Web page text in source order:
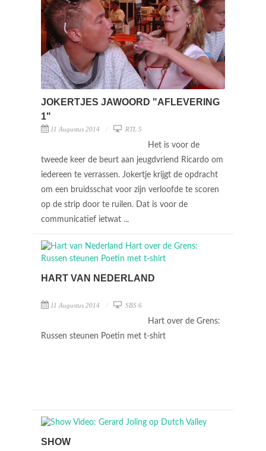
JOKERTJES JAWOORD "AFLEVERING
1"
11 Augustus 2014 RTL 5
Het is voor de
tweede keer de beurt aan jeugdvriend Ricardo om
iedereen te verrassen. Jokertje krijgt de opdracht
om een bruidsschat voor zijn verloofde te scoren
op de strip door te ruilen. Dat is voor de
communicatief ietwat ...
HART VAN NEDERLAND
11 Augustus 2014 SBS 6
Hart over de Grens:
Russen steunen Poetin met t-shirt
SHOW